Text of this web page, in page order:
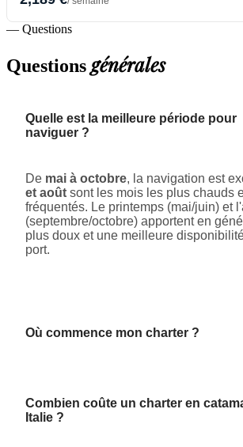
— Questions
Questionsgénérales
Quelle est la meilleure période pour
naviguer ?
De mai à octobre, la navigation est
et août sont les mois les plus chauds
fréquentés. Le printemps (mai/juin) et
(septembre/octobre) apportent en
plus doux et une meilleure
port.
Où commence mon charter ?
Combien coûte un charter en
Italie ?